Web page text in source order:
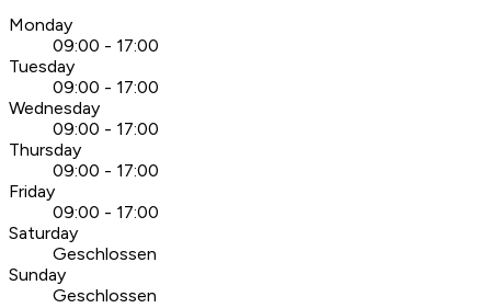
Monday
09:00 - 17:00
Tuesday
09:00 - 17:00
Wednesday
09:00 - 17:00
Thursday
09:00 - 17:00
Friday
09:00 - 17:00
Saturday
Geschlossen
Sunday
Geschlossen